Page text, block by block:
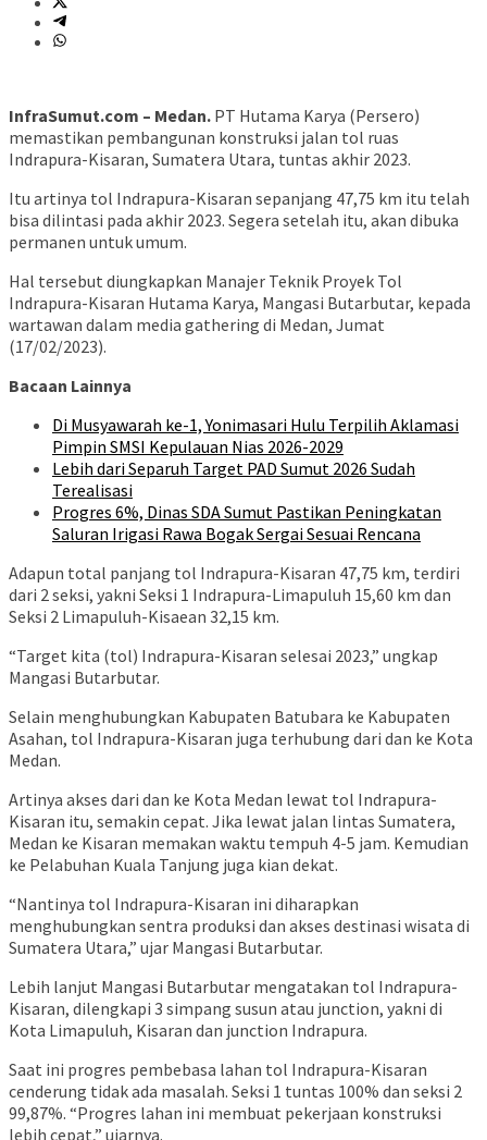
InfraSumut.com – Medan. PT Hutama Karya (Persero)
memastikan pembangunan konstruksi jalan tol ruas
Indrapura-Kisaran, Sumatera Utara, tuntas akhir 2023.
Itu artinya tol Indrapura-Kisaran sepanjang 47,75 km itu telah
bisa dilintasi pada akhir 2023. Segera setelah itu, akan dibuka
permanen untuk umum.
Hal tersebut diungkapkan Manajer Teknik Proyek Tol
Indrapura-Kisaran Hutama Karya, Mangasi Butarbutar, kepada
wartawan dalam media gathering di Medan, Jumat
(17/02/2023).
Bacaan Lainnya
Di Musyawarah ke-1, Yonimasari Hulu Terpilih Aklamasi
Pimpin SMSI Kepulauan Nias 2026-2029
Lebih dari Separuh Target PAD Sumut 2026 Sudah
Terealisasi
Progres 6%, Dinas SDA Sumut Pastikan Peningkatan
Saluran Irigasi Rawa Bogak Sergai Sesuai Rencana
Adapun total panjang tol Indrapura-Kisaran 47,75 km, terdiri
dari 2 seksi, yakni Seksi 1 Indrapura-Limapuluh 15,60 km dan
Seksi 2 Limapuluh-Kisaean 32,15 km.
“Target kita (tol) Indrapura-Kisaran selesai 2023,” ungkap
Mangasi Butarbutar.
Selain menghubungkan Kabupaten Batubara ke Kabupaten
Asahan, tol Indrapura-Kisaran juga terhubung dari dan ke Kota
Medan.
Artinya akses dari dan ke Kota Medan lewat tol Indrapura-
Kisaran itu, semakin cepat. Jika lewat jalan lintas Sumatera,
Medan ke Kisaran memakan waktu tempuh 4-5 jam. Kemudian
ke Pelabuhan Kuala Tanjung juga kian dekat.
“Nantinya tol Indrapura-Kisaran ini diharapkan
menghubungkan sentra produksi dan akses destinasi wisata di
Sumatera Utara,” ujar Mangasi Butarbutar.
Lebih lanjut Mangasi Butarbutar mengatakan tol Indrapura-
Kisaran, dilengkapi 3 simpang susun atau junction, yakni di
Kota Limapuluh, Kisaran dan junction Indrapura.
Saat ini progres pembebasa lahan tol Indrapura-Kisaran
cenderung tidak ada masalah. Seksi 1 tuntas 100% dan seksi 2
99,87%. “Progres lahan ini membuat pekerjaan konstruksi
lebih cepat,” ujarnya.